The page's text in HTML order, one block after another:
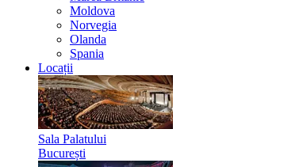
Moldova
Norvegia
Olanda
Spania
Locații
Sala Palatului
București